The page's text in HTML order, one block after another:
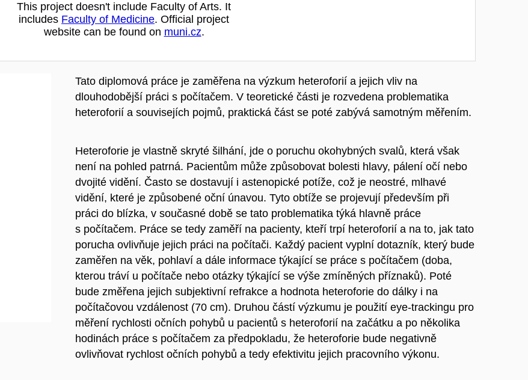
This project doesn't include Faculty of Arts. It
includes Faculty of Medicine. Official project
website can be found on muni.cz.
Tato diplomová práce je zaměřena na výzkum heteroforií a jejich vliv na
dlouhodobější práci s počítačem. V teoretické části je rozvedena problematika
heteroforií a souvisejích pojmů, praktická část se poté zabývá samotným měřením.
Heteroforie je vlastně skryté šilhání, jde o poruchu okohybných svalů, která však
není na pohled patrná. Pacientům může způsobovat bolesti hlavy, pálení očí nebo
dvojité vidění. Často se dostavují i astenopické potíže, což je neostré, mlhavé
vidění, které je způsobené oční únavou. Tyto obtíže se projevují především při
práci do blízka, v současné době se tato problematika týká hlavně práce
s počítačem. Práce se tedy zaměří na pacienty, kteří trpí heteroforií a na to, jak tato
porucha ovlivňuje jejich práci na počítači. Každý pacient vyplní dotazník, který bude
zaměřen na věk, pohlaví a dále informace týkající se práce s počítačem (doba,
kterou tráví u počítače nebo otázky týkající se výše zmíněných příznaků). Poté
bude změřena jejich subjektivní refrakce a hodnota heteroforie do dálky i na
počítačovou vzdálenost (70 cm). Druhou částí výzkumu je použití eye-trackingu pro
měření rychlosti očních pohybů u pacientů s heteroforií na začátku a po několika
hodinách práce s počítačem za předpokladu, že heteroforie bude negativně
ovlivňovat rychlost očních pohybů a tedy efektivitu jejich pracovního výkonu.